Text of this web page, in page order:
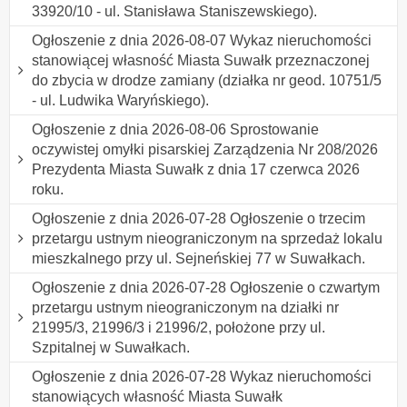
33920/10 - ul. Stanisława Staniszewskiego).
Ogłoszenie z dnia 2026-08-07 Wykaz nieruchomości
stanowiącej własność Miasta Suwałk przeznaczonej
do zbycia w drodze zamiany (działka nr geod. 10751/5
- ul. Ludwika Waryńskiego).
Ogłoszenie z dnia 2026-08-06 Sprostowanie
oczywistej omyłki pisarskiej Zarządzenia Nr 208/2026
Prezydenta Miasta Suwałk z dnia 17 czerwca 2026
roku.
Ogłoszenie z dnia 2026-07-28 Ogłoszenie o trzecim
przetargu ustnym nieograniczonym na sprzedaż lokalu
mieszkalnego przy ul. Sejneńskiej 77 w Suwałkach.
Ogłoszenie z dnia 2026-07-28 Ogłoszenie o czwartym
przetargu ustnym nieograniczonym na działki nr
21995/3, 21996/3 i 21996/2, położone przy ul.
Szpitalnej w Suwałkach.
Ogłoszenie z dnia 2026-07-28 Wykaz nieruchomości
stanowiących własność Miasta Suwałk